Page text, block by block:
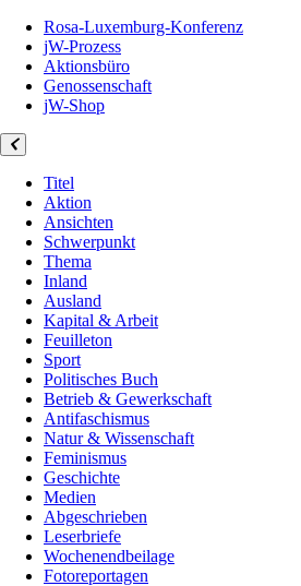
Rosa-Luxemburg-Konferenz
jW-Prozess
Aktionsbüro
Genossenschaft
jW-Shop
Titel
Aktion
Ansichten
Schwerpunkt
Thema
Inland
Ausland
Kapital & Arbeit
Feuilleton
Sport
Politisches Buch
Betrieb & Gewerkschaft
Antifaschismus
Natur & Wissenschaft
Feminismus
Geschichte
Medien
Abgeschrieben
Leserbriefe
Wochenendbeilage
Fotoreportagen